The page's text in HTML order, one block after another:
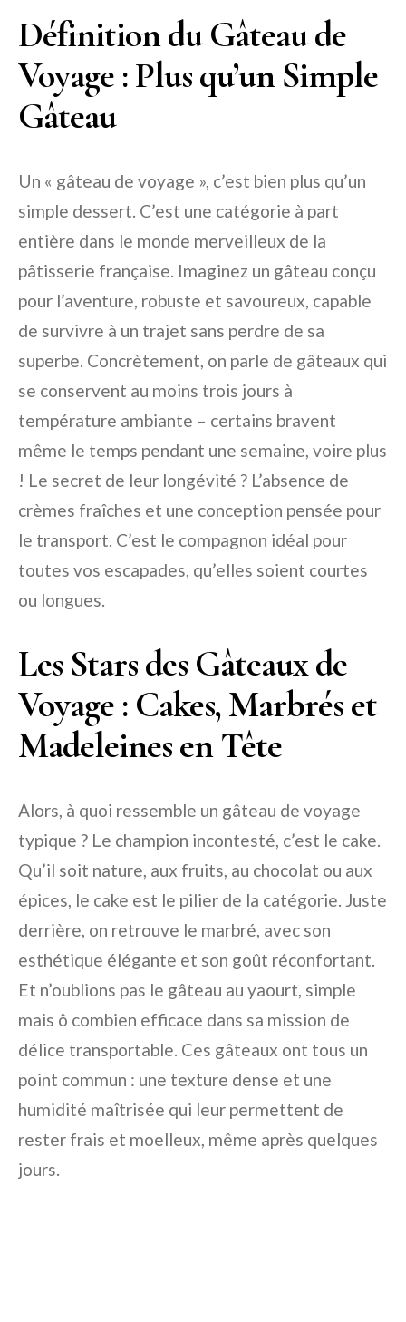
Définition du Gâteau de
Voyage : Plus qu’un Simple
Gâteau
Un « gâteau de voyage », c’est bien plus qu’un
simple dessert. C’est une catégorie à part
entière dans le monde merveilleux de la
pâtisserie française. Imaginez un gâteau conçu
pour l’aventure, robuste et savoureux, capable
de survivre à un trajet sans perdre de sa
superbe. Concrètement, on parle de gâteaux qui
se conservent au moins trois jours à
température ambiante – certains bravent
même le temps pendant une semaine, voire plus
! Le secret de leur longévité ? L’absence de
crèmes fraîches et une conception pensée pour
le transport. C’est le compagnon idéal pour
toutes vos escapades, qu’elles soient courtes
ou longues.
Les Stars des Gâteaux de
Voyage : Cakes, Marbrés et
Madeleines en Tête
Alors, à quoi ressemble un gâteau de voyage
typique ? Le champion incontesté, c’est le cake.
Qu’il soit nature, aux fruits, au chocolat ou aux
épices, le cake est le pilier de la catégorie. Juste
derrière, on retrouve le marbré, avec son
esthétique élégante et son goût réconfortant.
Et n’oublions pas le gâteau au yaourt, simple
mais ô combien efficace dans sa mission de
délice transportable. Ces gâteaux ont tous un
point commun : une texture dense et une
humidité maîtrisée qui leur permettent de
rester frais et moelleux, même après quelques
jours.